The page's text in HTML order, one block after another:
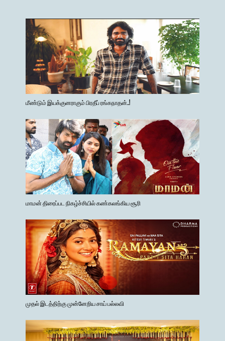
மீண்டும் இயக்குனராகும் பிரதீப் ரங்கநாதன்..!
மாமன் திரைப்பட நிகழ்ச்சியில் கண்கலங்கிய சூரி
முதல் இடத்திற்கு முன்னேறிய சாய் பல்லவி